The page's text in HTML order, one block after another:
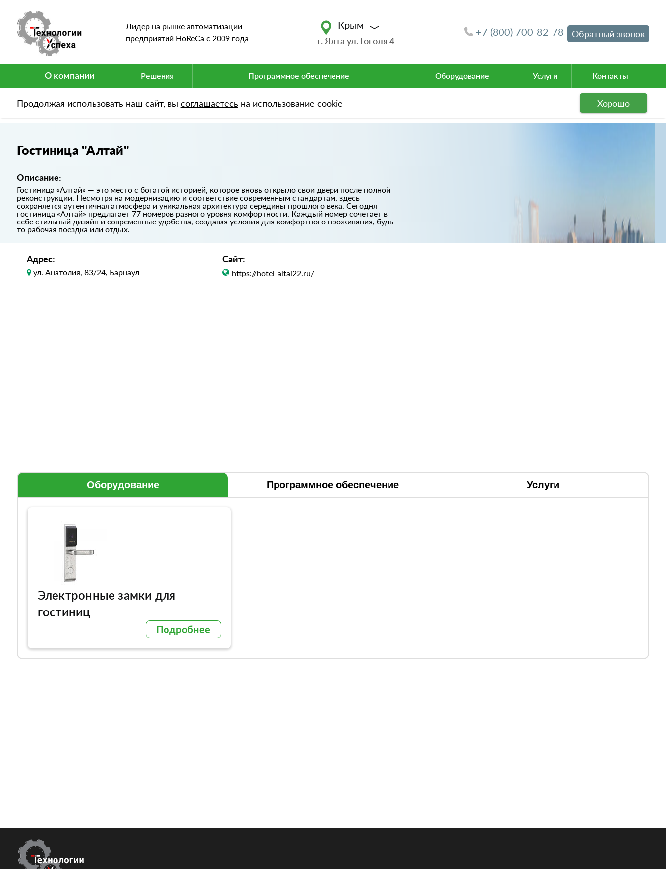
Лидер на рынке автоматизации
предприятий HoReCa c 2009 года
Крым
г. Ялта ул. Гоголя 4
+7 (800) 700-82-78 Обратный звонок
О компании Решения Программное обеспечение Оборудование Услуги Контакты
Продолжая использовать наш сайт, вы соглашаетесь на использование cookie Хорошо
Портфолио Гостиница "Алтай"
Гостиница "Алтай"
Описание:
Гостиница «Алтай» — это место с богатой историей, которое вновь открыло свои двери после полной
реконструкции. Несмотря на модернизацию и соответствие современным стандартам, здесь
сохраняется аутентичная атмосфера и уникальная архитектура середины прошлого века. Сегодня
гостиница «Алтай» предлагает 77 номеров разного уровня комфортности. Каждый номер сочетает в
себе стильный дизайн и современные удобства, создавая условия для комфортного проживания, будь
то рабочая поездка или отдых.
Адрес:
ул. Анатолия, 83/24, Барнаул
Сайт:
https://hotel-altai22.ru/
Оборудование Программное обеспечение Услуги
Электронные замки для
гостиниц
Подробнее